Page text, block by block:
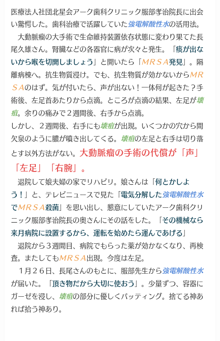
医療法人社団北星会アーク歯科クリニック服部孝治院長に出会
い驚愕した。歯科治療で活躍していた強電解酸性水の活用法。
大動脈瘤の大手術で生命維持装置依存状態に変わり果てた長
尾久雄さん。腎臓などの各器官に病が次々と発生。「痰が出な
いから喉を切開しましょう 」と開いたら「ＭＲＳＡ発見」。隔
離病棟へ。抗生物質浸け。でも、抗生物質が効かないからＭＲ
ＳＡのはず。気が付いたら、声が出ない！一体何が起きた？手
術後、左足首あたりから点滴。ところが点滴の結果、左足が壊
疽。余りの痛みで２週間後、右手から点滴。
しかし、２週間後、右手にも壊疽が出現。いくつかの穴から間
欠泉のように膿が噴き出してくる。 壊疽の左足と右手は切り落
とす以外方法がない。 大動脈瘤の手術の代償が「声」
「左足」「右腕」。
退院して娘夫婦の家でリハビリ。娘さんは「何とかしよ
う！ 」と、テレビニュースで見た「電気分解した強電解酸性水
でＭＲＳＡ殺菌」を思い出し、懇意にしていたアーク歯科クリ
ニック服部孝治院長の奥さんにその話をした。「その機械なら
来月病院に設置するから、運転を始めたら運んであげる 」
退院から３週間目、病院でもらった薬が効かなくなり、再検
査。またしてもＭＲＳＡ出現。今度は左足。
１月２６日、長尾さんのもとに、服部先生から強電解酸性水
が届いた。「頂き物だから大切に使おう 」。少量ずつ、容器に
ガーゼを浸し、 壊疽の部分に優しくパッティング。捨てる神あ
れば拾う神あり。